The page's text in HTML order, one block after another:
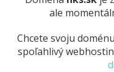
ale
Chcete svoju
spoľahlivý